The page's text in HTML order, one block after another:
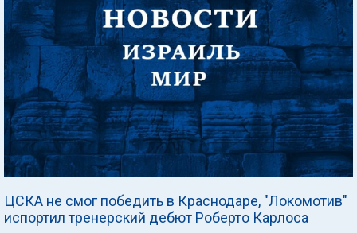
ЦСКА не смог победить в Краснодаре, "Локомотив"
испортил тренерский дебют Роберто Карлоса